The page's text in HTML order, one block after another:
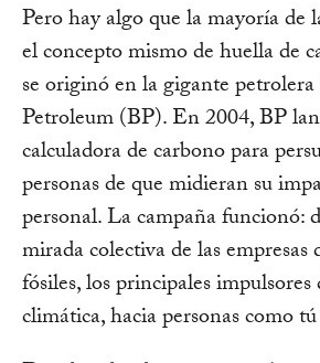
Pero hay algo que la mayoría de
el concepto mismo de huella de
se originó en la gigante
Petroleum (BP). En 2004, BP
calculadora de carbono para
personas de que midieran su
personal. La campaña funcionó:
mirada colectiva de las empresas
fósiles, los principales impulsores
climática, hacia personas como